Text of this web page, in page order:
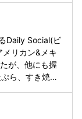
つろいでから帰
Daily Social(ビ
が、他にも握
ら、すき焼き
キシカンプリ